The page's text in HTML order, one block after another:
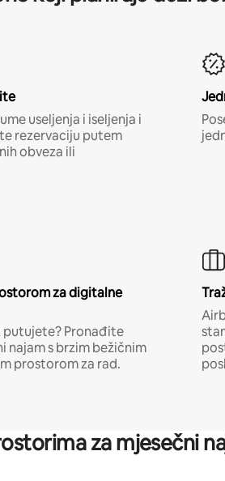
useljenja i iseljenja i
rezervaciju putem
obveza ili
za digitalne
Pronađite
najam s brzim bežičnim
prostorom za rad.
za mjesečni